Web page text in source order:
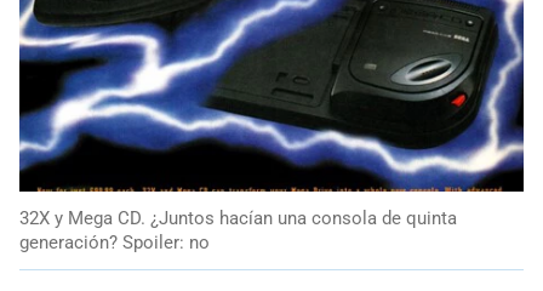
32X y Mega CD. ¿Juntos hacían una consola de quinta
generación? Spoiler: no